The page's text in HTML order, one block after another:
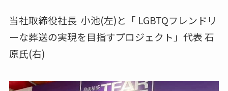
当社取締役社長 小池(左)と「 LGBTQフレンドリ
ーな葬送の実現を目指すプロジェクト」代表 石
原氏(右)